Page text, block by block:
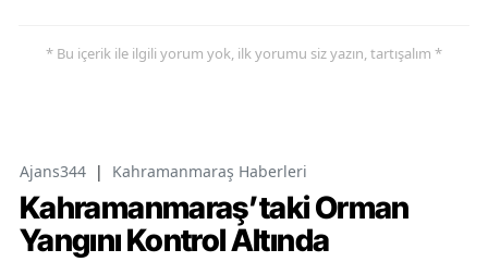
* Bu içerik ile ilgili yorum yok, ilk yorumu siz yazın, tartışalım *
Ajans344 | Kahramanmaraş Haberleri
Kahramanmaraş’taki Orman
Yangını Kontrol Altında